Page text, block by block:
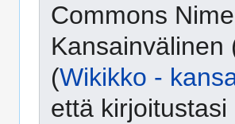
Commons
Kansainvälinen
(Wikikko -
että